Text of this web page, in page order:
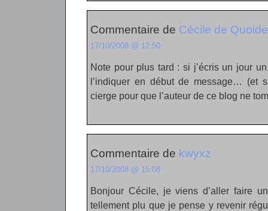
Commentaire de Cécile de
17/10/2008 @ 12:50
Note pour plus tard : si j’écris un jour
l’indiquer en début de message… (et
cierge pour que l’auteur de ce blog ne
Commentaire de kwyxz
17/10/2008 @ 15:08
Bonjour Cécile, je viens d’aller faire
tellement plu que je pense y revenir